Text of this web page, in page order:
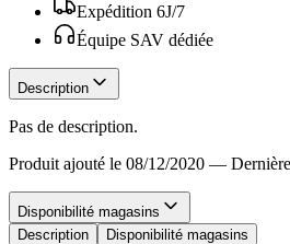
Expédition 6J/7
Équipe SAV dédiée
Description
Pas de description.
Produit ajouté le 08/12/2020 —
Disponibilité magasins
Description
Disponibilité magasins